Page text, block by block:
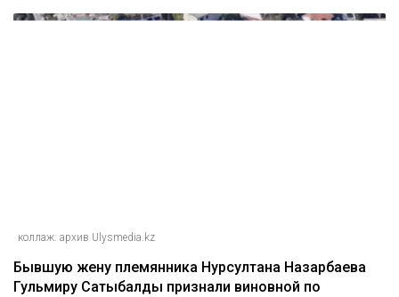
коллаж: архив Ulysmedia.kz
Бывшую жену племянника Нурсултана Назарбаева
Гульмиру Сатыбалды признали виновной по